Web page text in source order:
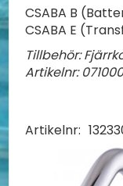
CSABA B
CSABA E
Tillbehör:
Artikelnr:
Artikelnr: